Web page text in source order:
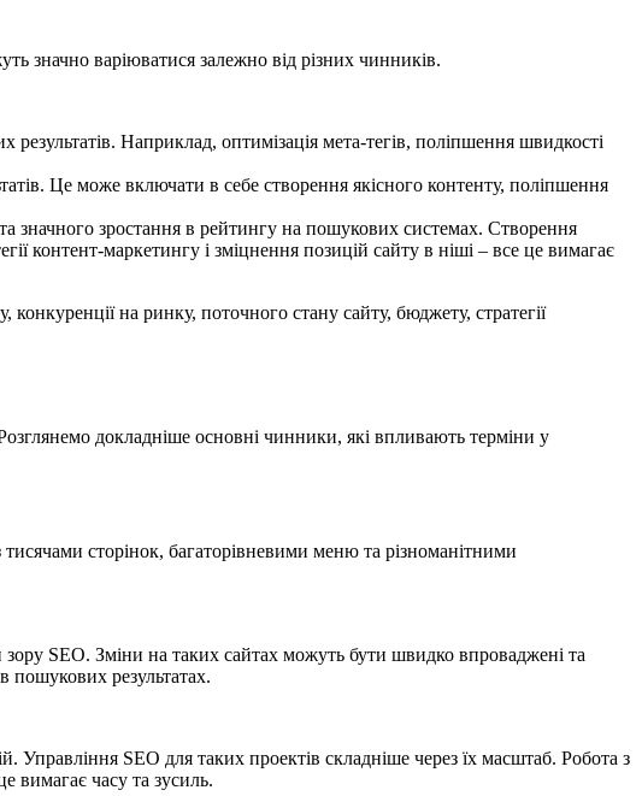
значно варіюватися залежно від різних чинників.
Наприклад, оптимізація мета-тегів, поліпшення швидкості
Це може включати в себе створення якісного контенту, поліпшення
значного зростання в рейтингу на пошукових системах. Створення
контент-маркетингу і зміцнення позицій сайту в ніші – все це вимагає
на ринку, поточного стану сайту, бюджету, стратегії
докладніше основні чинники, які впливають терміни у
сторінок, багаторівневими меню та різноманітними
SEO. Зміни на таких сайтах можуть бути швидко впроваджені та
пошукових результатах.
Управління SEO для таких проектів складніше через їх масштаб. Робота з
вимагає часу та зусиль.